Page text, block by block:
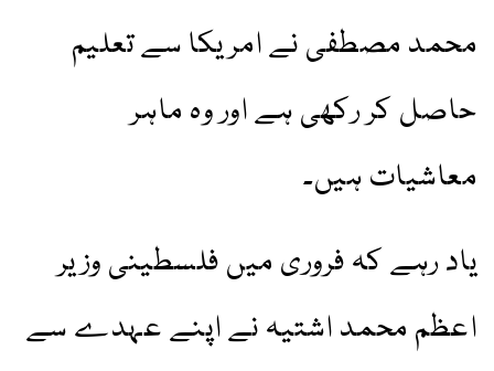
محمد مصطفی نے امریکا سے تعلیم
حاصل کر رکھی ہے اور وہ ماہر
معاشیات ہیں۔
یاد رہے کہ فروری میں فلسطینی وزیر
اعظم محمد اشتیہ نے اپنے عہدے سے